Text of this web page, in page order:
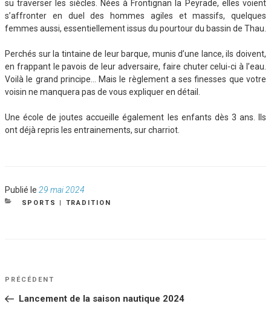
su traverser les siècles. Nées à Frontignan la Peyrade, elles voient
s’affronter en duel des hommes agiles et massifs, quelques
femmes aussi, essentiellement issus du pourtour du bassin de Thau.
Perchés sur la tintaine de leur barque, munis d’une lance, ils doivent,
en frappant le pavois de leur adversaire, faire chuter celui-ci à l’eau.
Voilà le grand principe… Mais le règlement a ses finesses que votre
voisin ne manquera pas de vous expliquer en détail.
Une école de joutes accueille également les enfants dès 3 ans. Ils
ont déjà repris les entrainements, sur charriot.
Publié le Publié
le
29 mai 2024
CATÉGORIES
SPORTS TRADITION
NAVIGATION
DE
Article
PRÉCÉDENT
Lancement de la saison nautique 2024